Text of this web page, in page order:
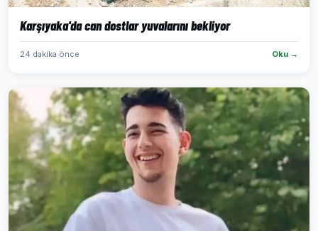
Karşıyaka'da can dostlar yuvalarını bekliyor
24 dakika önce Oku →